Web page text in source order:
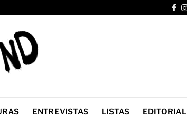
ENTREVISTAS LISTAS EDITORIAL